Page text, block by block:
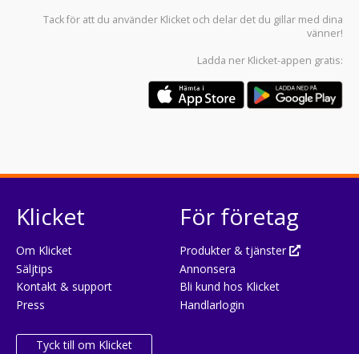
Tack för att du använder Klicket och delar det du gillar med dina
vänner!
Ladda ner Klicket-appen gratis:
Klicket
Om Klicket
Säljtips
Kontakt & support
Press
Tyck till om Klicket
För företag
Produkter & tjänster
Annonsera
Bli kund hos Klicket
Handlarlogin